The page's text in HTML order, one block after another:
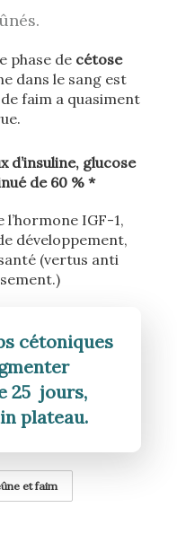
phase de cétose
dans le sang est
faim a quasiment
d’insuline, glucose
de 60 % *
IGF-1,
développement,
(vertus anti
cétoniques
25 jours,
plateau.
et faim